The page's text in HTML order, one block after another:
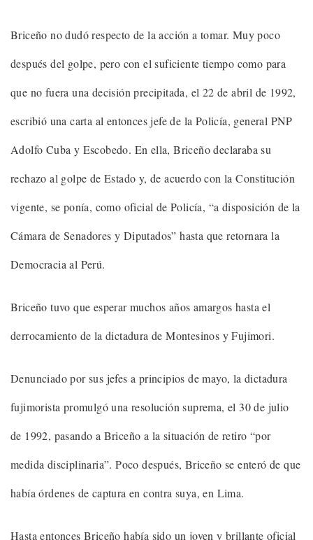
Briceño no dudó respecto de la acción a tomar. Muy poco
después del golpe, pero con el suficiente tiempo como para
que no fuera una decisión precipitada, el 22 de abril de 1992,
escribió una carta al entonces jefe de la Policía, general PNP
Adolfo Cuba y Escobedo. En ella, Briceño declaraba su
rechazo al golpe de Estado y, de acuerdo con la Constitución
vigente, se ponía, como oficial de Policía, “a disposición de la
Cámara de Senadores y Diputados” hasta que retornara la
Democracia al Perú.
Briceño tuvo que esperar muchos años amargos hasta el
derrocamiento de la dictadura de Montesinos y Fujimori.
Denunciado por sus jefes a principios de mayo, la dictadura
fujimorista promulgó una resolución suprema, el 30 de julio
de 1992, pasando a Briceño a la situación de retiro “por
medida disciplinaria”. Poco después, Briceño se enteró de que
había órdenes de captura en contra suya, en Lima.
Hasta entonces Briceño había sido un joven y brillante oficial